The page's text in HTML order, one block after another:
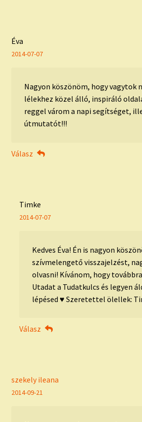
Éva
2014-07-07
Nagyon köszönöm, hogy vagytok
lélekhez közel álló, inspiráló
reggel várom a napi segítséget,
útmutatót!!!
Válasz
Timke
2014-07-07
Kedves Éva! Én is nagyon
szívmelengető visszajelzést,
olvasni! Kívánom, hogy
Utadat a Tudatkulcs és legyen
lépésed ♥ Szeretettel ölellek:
Válasz
szekely ileana
2014-09-21